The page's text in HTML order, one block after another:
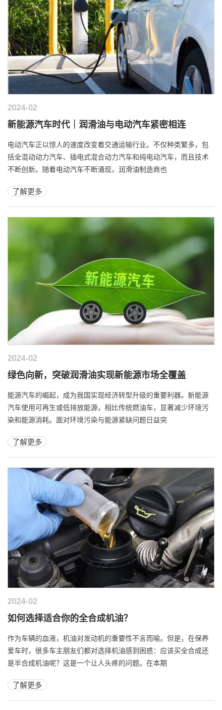
2024-02
新能源汽车时代｜润滑油与电动汽车紧密相连
电动汽车正以惊人的速度改变着交通运输行业。不仅种类繁多，包
括全混动动力汽车、插电式混合动力汽车和纯电动汽车，而且技术
不断创新。随着电动汽车不断涌现，润滑油制造商也
了解更多
2024-02
绿色向新，突破润滑油实现新能源市场全覆盖
能源汽车的崛起，成为我国实现经济转型升级的重要利器。新能源
汽车使用可再生或低排放能源，相比传统燃油车，显著减少环境污
染和能源消耗。面对环境污染与能源紧缺问题日益突
了解更多
2024-02
如何选择适合你的全合成机油？
作为车辆的血液，机油对发动机的重要性不言而喻。但是，在保养
爱车时，很多车主朋友们都对选择机油感到困惑：应该买全合成还
是半合成机油呢？这是一个让人头疼的问题。在本期
了解更多